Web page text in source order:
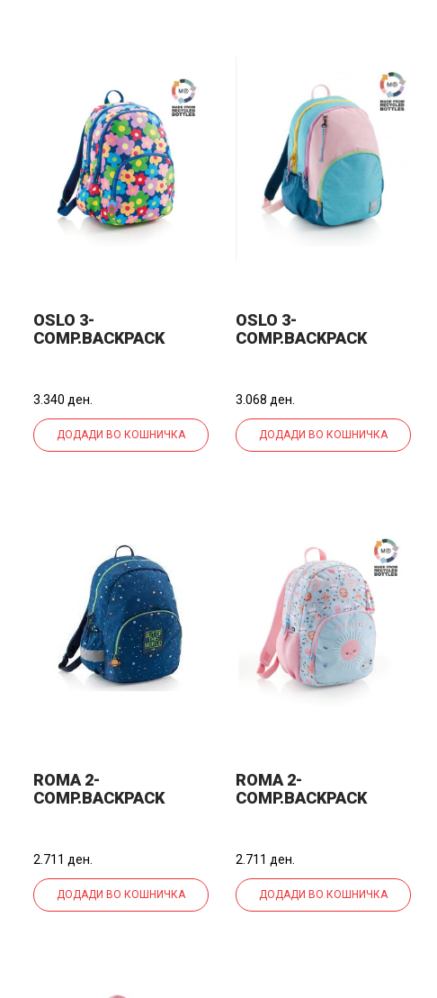
OSLO 3-
COMP.BACKPACK
3.340 ден.
ДОДАДИ ВО КОШНИЧКА
OSLO 3-
COMP.BACKPACK
3.068 ден.
ДОДАДИ ВО КОШНИЧКА
ROMA 2-
COMP.BACKPACK
2.711 ден.
ДОДАДИ ВО КОШНИЧКА
ROMA 2-
COMP.BACKPACK
2.711 ден.
ДОДАДИ ВО КОШНИЧКА